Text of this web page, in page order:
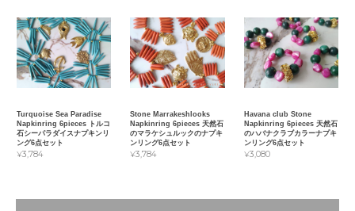
Turquoise Sea Paradise
Napkinring 6pieces トルコ
石シーパラダイスナプキンリ
ング6点セット
¥3,784
Stone Marrakeshlooks
Napkinring 6pieces 天然石
のマラケシュルックのナプキ
ンリング6点セット
¥3,784
Havana club Stone
Napkinring 6pieces 天然石
のハバナクラブカラーナプキ
ンリング6点セット
¥3,080